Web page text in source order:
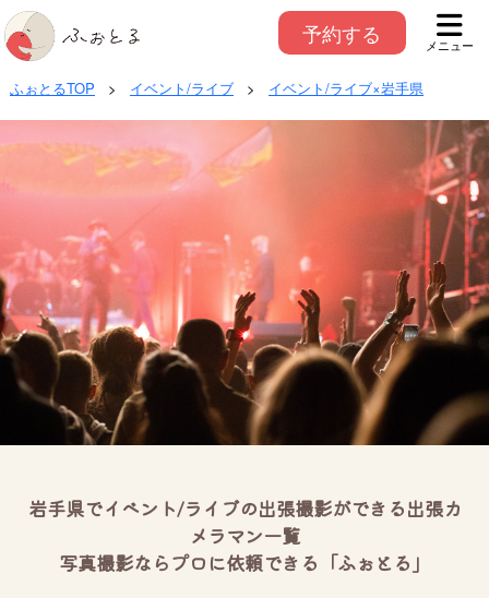
予約する メニュー
ふぉとるTOP > イベント/ライブ > イベント/ライブ×岩手県
岩手県でイベント/ライブの出張撮影ができる出張カ
メラマン一覧
写真撮影ならプロに依頼できる「ふぉとる」